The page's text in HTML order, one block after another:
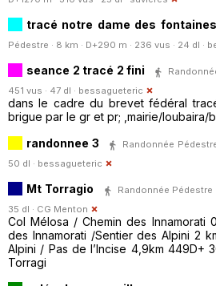
tracé notre dame des
Pédestre · 8 km · D+290 m · 236 vus · 24 dl ·
seance 2 tracé 2 fini
451 vus · 47 dl · bessagueteric
dans le cadre du brevet fédéral
brigue par le gr et pr; ,mairie/loubaira/
randonnee 3
Randonnée
50 dl · bessagueteric
Mt Torragio
Randonnée Pédestre
35 dl · CG Menton
Col Mélosa / Chemin des Innamorati
des Innamorati /Sentier des Alpini 2
Alpini / Pas de l’Incise 4,9km 449D+
Torragi